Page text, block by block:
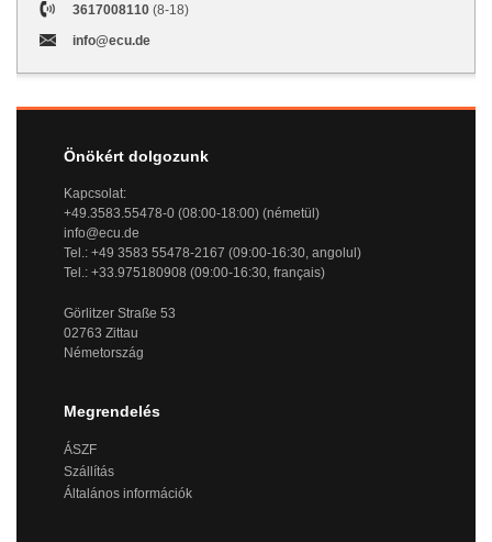
3617008110 (8-18)
info@ecu.de
Önökért dolgozunk
Kapcsolat:
+49.3583.55478-0 (08:00-18:00) (németül)
info@ecu.de
Tel.: +49 3583 55478-2167 (09:00-16:30, angolul)
Tel.: +33.975180908 (09:00-16:30, français)
Görlitzer Straße 53
02763 Zittau
Németország
Megrendelés
ÁSZF
Szállítás
Általános információk